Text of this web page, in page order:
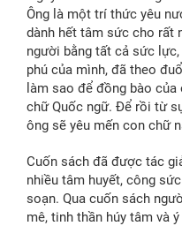
Ông là một trí thức yêu
dành hết tâm sức cho rất
người bằng tất cả sức
phú của mình, đã theo
làm sao để đồng bào
chữ Quốc ngữ. Để rồi từ
ông sẽ yêu mến con chữ
Cuốn sách đã được tác
nhiều tâm huyết, công
soạn. Qua cuốn sách
mê, tinh thần húy tâm và